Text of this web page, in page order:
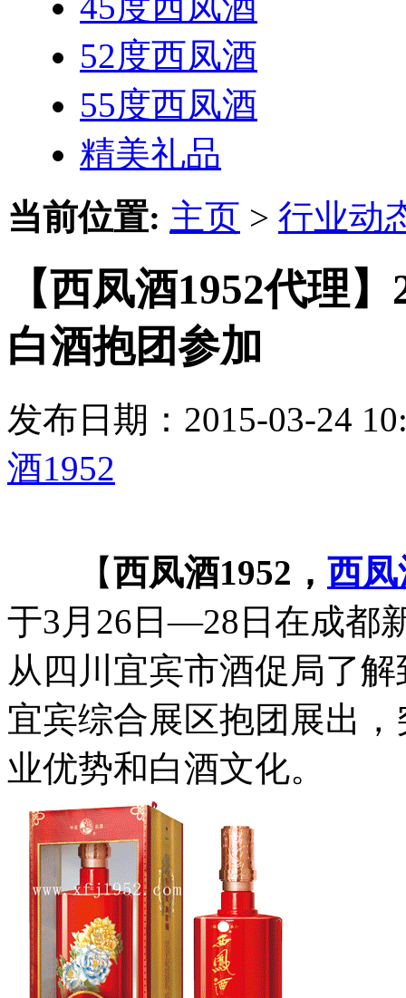
52度西凤酒
55度西凤酒
精美礼品
当前位置: 主页 > 行业动
【西凤酒1952代理
白酒抱团参加
发布日期：2015-03-24
酒1952
【西凤酒1952， 西
于3月26日—28日在成都
从四川宜宾市酒促局了
宜宾综合展区抱团展出
业优势和白酒文化。